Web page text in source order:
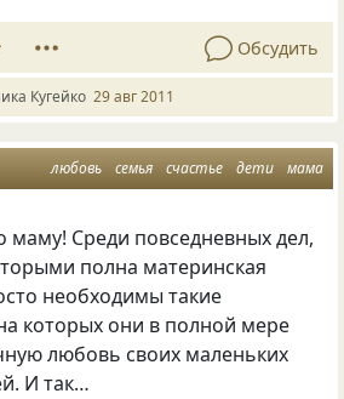
Обсудить
Кугейко 29 авг 2011
любовь семья счастье дети мама
маму! Среди повседневных дел,
полна материнская
необходимы такие
которых они в полной мере
любовь своих маленьких
И так…